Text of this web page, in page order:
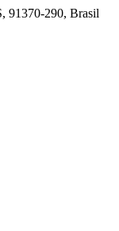
91370-290, Brasil